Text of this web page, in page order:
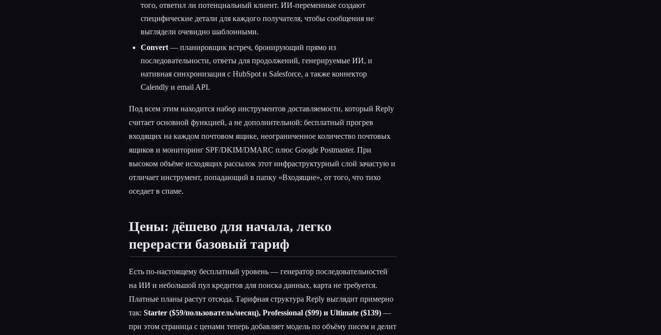
того, ответил ли потенциальный клиент. ИИ-переменные создают
специфические детали для каждого получателя, чтобы сообщения не
выглядели очевидно шаблонными.
Convert — планировщик встреч, бронирующий прямо из
последовательности, ответы для продолжений, генерируемые ИИ, и
нативная синхронизация с HubSpot и Salesforce, а также коннектор
Calendly и email API.
Под всем этим находится набор инструментов доставляемости, который Reply
считает основной функцией, а не дополнительной: бесплатный прогрев
входящих на каждом почтовом ящике, неограниченное количество почтовых
ящиков и мониторинг SPF/DKIM/DMARC плюс Google Postmaster. При
высоком объёме исходящих рассылок этот инфраструктурный слой зачастую и
отличает инструмент, попадающий в папку «Входящие», от того, что тихо
оседает в спаме.
Цены: дёшево для начала, легко
перерасти базовый тариф
Есть по-настоящему бесплатный уровень — генератор последовательностей
на ИИ и небольшой пул кредитов для поиска данных, карта не требуется.
Платные планы растут отсюда. Тарифная структура Reply выглядит примерно
так: Starter ($59/пользователь/месяц), Professional ($99) и Ultimate ($139) —
при этом страница с ценами теперь добавляет модель по объёму писем и делит